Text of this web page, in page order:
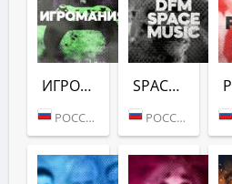
ИГРОМАНИЯ (DFM)
РОССИЯ (МОСКВА)
SPACE (DFM)
РОССИЯ (МОСКВА)